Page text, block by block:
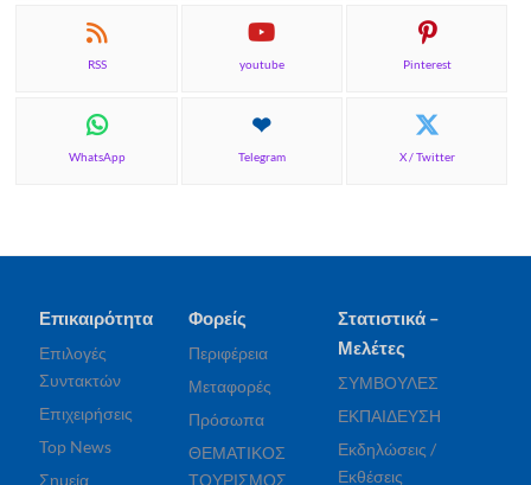
RSS youtube Pinterest
WhatsApp Telegram X / Twitter
Επικαιρότητα
Επιλογές
Συντακτών
Επιχειρήσεις
Top News
Σημεία
Φορείς
Περιφέρεια
Μεταφορές
Πρόσωπα
ΘΕΜΑΤΙΚΟΣ
ΤΟΥΡΙΣΜΟΣ
Στατιστικά –
Μελέτες
ΣΥΜΒΟΥΛΕΣ
ΕΚΠΑΙΔΕΥΣΗ
Εκδηλώσεις /
Εκθέσεις